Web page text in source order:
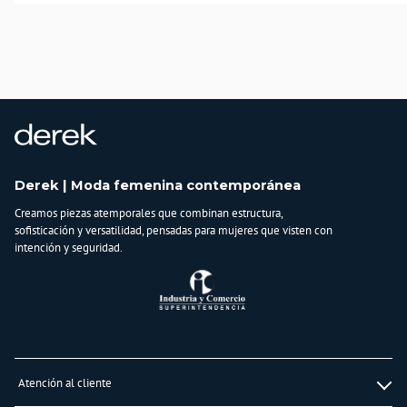
Lavar en máquina, no usar blanqueadores,lavar y secar con colores similares y
planchar a temperatura tibia
Composición:
87% ELASTANO
Derek | Moda femenina contemporánea
Creamos piezas atemporales que combinan estructura,
sofisticación y versatilidad, pensadas para mujeres que visten con
intención y seguridad.
Atención al cliente